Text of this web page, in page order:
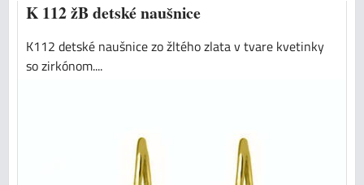
K 112 žB detské naušnice
K112 detské naušnice zo žltého zlata v tvare kvetinky
so zirkónom....